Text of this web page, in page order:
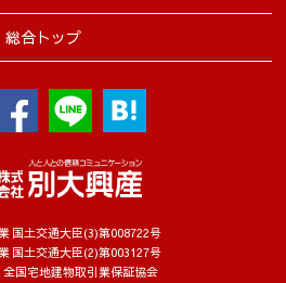
国土交通大臣(3)第008722号
国土交通大臣(2)第003127号
国宅地建物取引業保証協会
総合トップ